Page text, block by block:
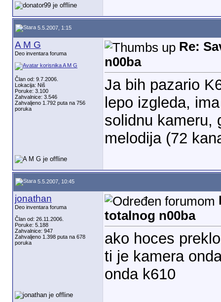
5.5.2007, 1:15
A M G
Deo inventara foruma
Član od: 9.7.2006.
Lokacija: Niš
Poruke: 3.100
Zahvalnice: 3.546
Zahvaljeno 1.792 puta na 756
poruka
Re:
n00ba
Ja bih pazario
lepo izgleda,
solidnu kameru,
melodija (72
5.5.2007, 10:45
jonathan
Deo inventara foruma
Član od: 26.11.2006.
Poruke: 5.188
Zahvalnice: 947
Zahvaljeno 1.398 puta na 678
poruka
totalnog n00ba
ako hoces
ti je kamera
onda k610